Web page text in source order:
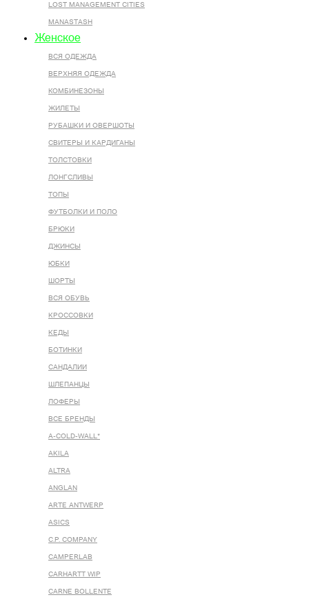
LOST MANAGEMENT CITIES
MANASTASH
Женское
ВСЯ ОДЕЖДА
ВЕРХНЯЯ ОДЕЖДА
КОМБИНЕЗОНЫ
ЖИЛЕТЫ
РУБАШКИ И ОВЕРШОТЫ
СВИТЕРЫ И КАРДИГАНЫ
ТОЛСТОВКИ
ЛОНГСЛИВЫ
ТОПЫ
ФУТБОЛКИ И ПОЛО
БРЮКИ
ДЖИНСЫ
ЮБКИ
ШОРТЫ
ВСЯ ОБУВЬ
КРОССОВКИ
КЕДЫ
БОТИНКИ
САНДАЛИИ
ШЛЕПАНЦЫ
ЛОФЕРЫ
ВСЕ БРЕНДЫ
A-COLD-WALL*
AKILA
ALTRA
ANGLAN
ARTE ANTWERP
ASICS
C.P. COMPANY
CAMPERLAB
CARHARTT WIP
CARNE BOLLENTE